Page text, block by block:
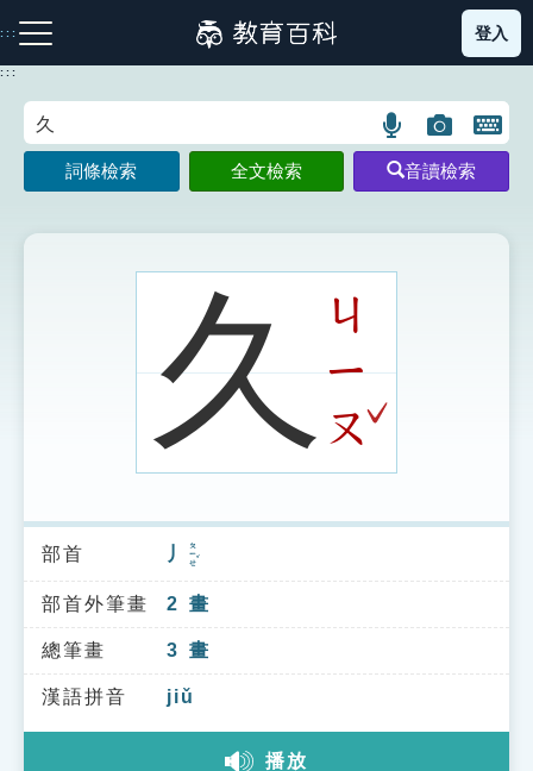
到
主
:::
注音索引圖示 筆畫索引圖示 部首索引表圖示
索引選單
知識索引
單字索引
生命大百科索引
登入
:::
語
言
搜
示
圖
片
搜
開
鍵
圖
詞條檢索 全文檢索 音讀檢索
久 ㄐ
ㄧ
ㄡ
ˇ
部首 丿 ㄆㄧㄝˇ
部首外筆畫 2 畫
總筆畫 3 畫
漢語拼音 jiǔ
播放